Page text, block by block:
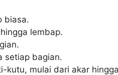
biasa.
lembap.
setiap bagian.
kutu, mulai dari akar